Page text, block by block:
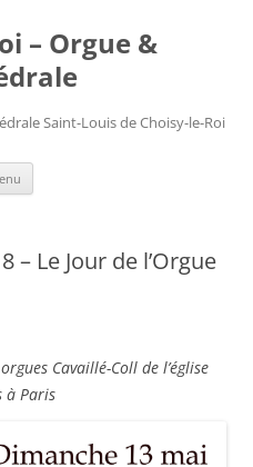
– Orgue &
Saint-Louis de Choisy-le-Roi
– Le Jour de l’Orgue
Cavaillé-Coll de l’église
à Paris